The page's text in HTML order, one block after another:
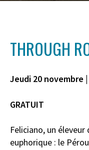
THROUGH
Jeudi 20 novembre |
GRATUIT
Feliciano, un éleveur
euphorique : le